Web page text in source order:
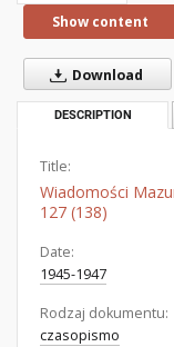
Show content
Download
DESCRIPTION
Title:
Wiadomości
127 (138)
Date:
1945-1947
Rodzaj dokumentu:
czasopismo